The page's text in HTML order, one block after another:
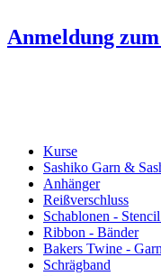
Anmeldung
Kurse
Sashiko Garn &
Anhänger
Reißverschluss
Schablonen -
Ribbon - Bänder
Bakers Twine - Garn
Schrägband